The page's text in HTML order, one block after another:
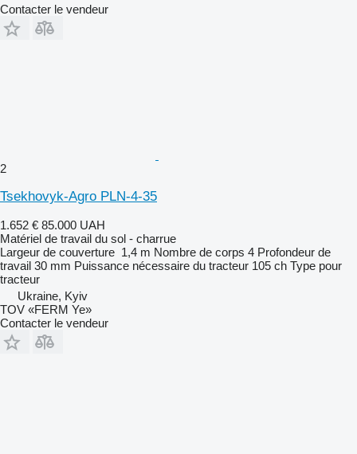
Contacter le vendeur
2
Tsekhovyk-Agro PLN-4-35
1.652 € 85.000 UAH
Matériel de travail du sol - charrue
Largeur de couverture 1,4 m Nombre de corps 4 Profondeur de
travail 30 mm Puissance nécessaire du tracteur 105 ch Type pour
tracteur
Ukraine, Kyiv
TOV «FERM Ye»
Contacter le vendeur